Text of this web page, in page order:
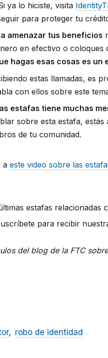
ya lo hiciste, visita
para proteger tu
amenazar tus beneficios
en efectivo o coloques
hagas esas cosas es un
estas llamadas, es
con ellos sobre este
estafas tiene muchas
sobre esta estafa,
de tu comunidad.
a este video sobre las
estafas relacionadas
para recibir
del blog de la FTC
robo de identidad